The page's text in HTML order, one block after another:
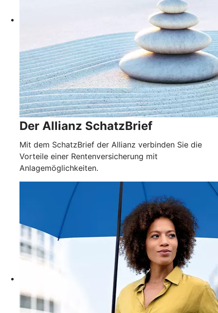
Der Allianz SchatzBrief
Mit dem SchatzBrief der Allianz verbinden Sie die
Vorteile einer Rentenversicherung mit
Anlagemöglichkeiten.